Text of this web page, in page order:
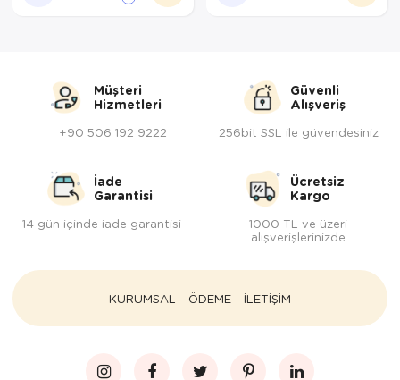
Müşteri
Hizmetleri
+90 506 192 9222
Güvenli
Alışveriş
256bit SSL ile güvendesiniz
İade
Garantisi
14 gün içinde iade garantisi
Ücretsiz
Kargo
1000 TL ve üzeri
alışverişlerinizde
KURUMSAL ÖDEME İLETİŞİM